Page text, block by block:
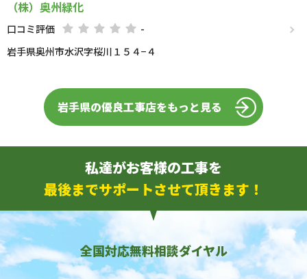
（株）奥州緑化
口コミ評価
-
岩手県奥州市水沢字桜川１５４−４
岩手県の優良工事店をもっと見る
私達がお客様の工事を
最後までサポートさせて頂きます！
全国対応無料相談ダイヤル